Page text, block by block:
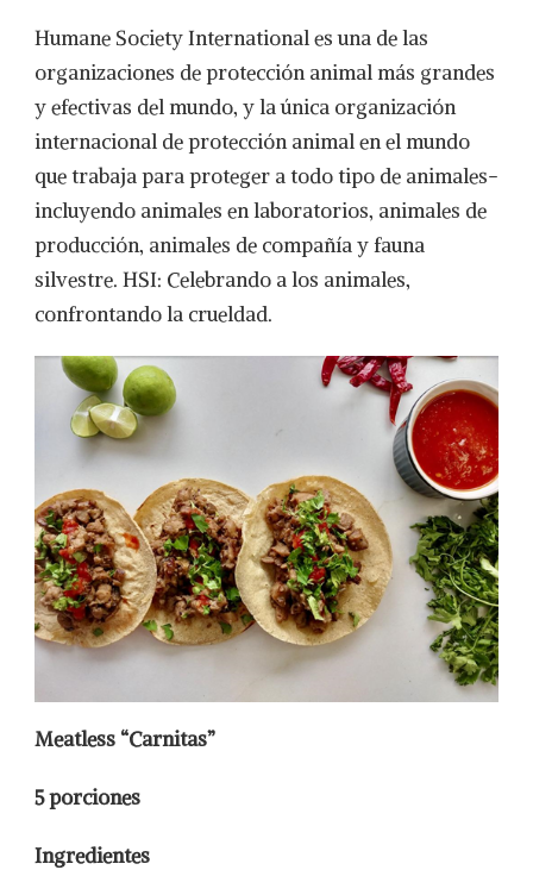
Humane Society International es una de las
organizaciones de protección animal más grandes
y efectivas del mundo, y la única organización
internacional de protección animal en el mundo
que trabaja para proteger a todo tipo de animales-
incluyendo animales en laboratorios, animales de
producción, animales de compañía y fauna
silvestre. HSI: Celebrando a los animales,
confrontando la crueldad.
Meatless “Carnitas”
5 porciones
Ingredientes